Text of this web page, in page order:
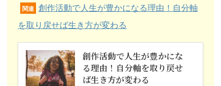
関連 創作活動で人生が豊かになる理由！自分軸
を取り戻せば生き方が変わる
創作活動で人生が豊かにな
る理由！自分軸を取り戻せ
ば生き方が変わる